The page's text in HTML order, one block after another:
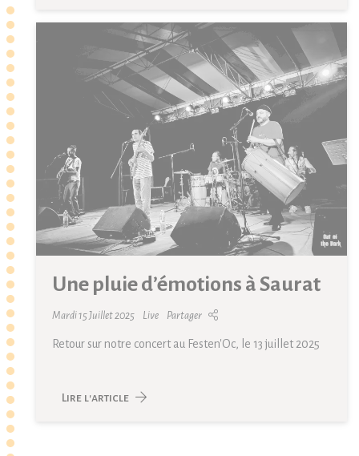
Une pluie d’émotions à Saurat
Mardi 15 Juillet 2025 Live Partager
Retour sur notre concert au Festen'Oc, le 13 juillet 2025
Lire l'article